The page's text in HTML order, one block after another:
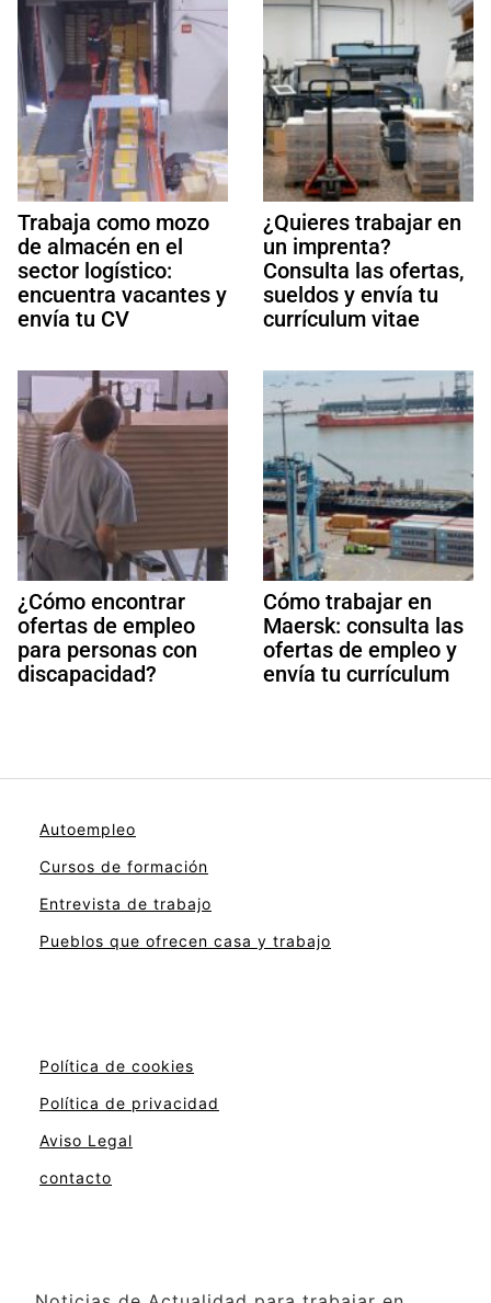
Trabaja como mozo
de almacén en el
sector logístico:
encuentra vacantes y
envía tu CV
¿Quieres trabajar en
un imprenta?
Consulta las ofertas,
sueldos y envía tu
currículum vitae
¿Cómo encontrar
ofertas de empleo
para personas con
discapacidad?
Cómo trabajar en
Maersk: consulta las
ofertas de empleo y
envía tu currículum
Autoempleo
Cursos de formación
Entrevista de trabajo
Pueblos que ofrecen casa y trabajo
Política de cookies
Política de privacidad
Aviso Legal
contacto